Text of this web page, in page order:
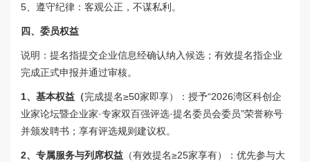
5、遵守纪律：客观公正，不谋私利。
四、 委员权益
说明：提名指提交企业信息经确认纳入候选；有效提名指企业
完成正式申报并通过审核。
1、基本权益（完成提名≥50家即享）： 授予“2026湾区科创企
业家论坛暨企业家·专家双百强评选·提名委员会委员”荣誉称号
并颁发聘书；享有评选规则建议权。
2、专属服务与列席权益 （有效提名≥25家享有）： 优先参与大